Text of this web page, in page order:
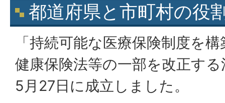
都道府県と市町村の役
「持続可能な医療保険制度を
健康保険法等の一部を改正す
5月27日に成立しました。